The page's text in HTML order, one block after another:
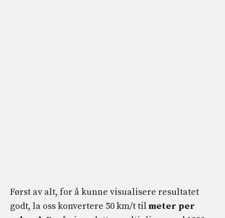
Først av alt, for å kunne visualisere resultatet
godt, la oss konvertere 50 km/t til meter per